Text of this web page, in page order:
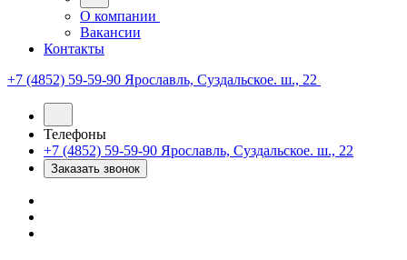
О компании
Вакансии
Контакты
+7 (4852) 59-59-90 Ярославль, Суздальское. ш., 22
Телефоны
+7 (4852) 59-59-90 Ярославль, Суздальское. ш., 22
Заказать звонок